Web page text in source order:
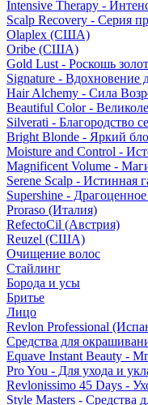
Intensive Therapy -
Scalp Recovery - Серия
Olaplex (США)
Oribe (США)
Gold Lust - Роскошь
Signature - Вдохновение
Hair Alchemy - Сила
Beautiful Color -
Silverati - Благородство
Bright Blonde - Яркий
Moisture and Control -
Magnificent Volume -
Serene Scalp - Истинная
Supershine -
Proraso (Италия)
RefectoCil (Австрия)
Reuzel (США)
Очищение волос
Стайлинг
Борода и усы
Бритье
Лицо
Revlon Professional
Средства для
Equave Instant Beauty -
Pro You - Для ухода и
Revlonissimo 45 Days -
Style Masters - Средства